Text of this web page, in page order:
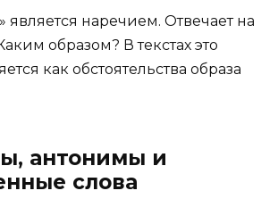
является наречием. Отвечает на
образом? В текстах это
как обстоятельства образа
антонимы и
слова